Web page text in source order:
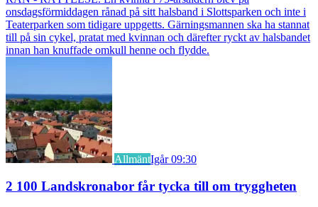
onsdagsförmiddagen rånad på sitt halsband i Slottsparken och inte i
Teaterparken som tidigare uppgetts. Gärningsmannen ska ha stannat
till på sin cykel, pratat med kvinnan och därefter ryckt av halsbandet
innan han knuffade omkull henne och flydde.
AllmäntIgår 09:30
2 100 Landskronabor får tycka till om tryggheten